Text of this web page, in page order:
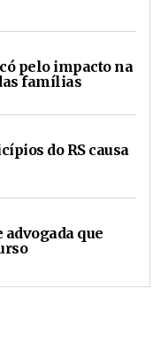
pelo impacto na
famílias
do RS causa
advogada que